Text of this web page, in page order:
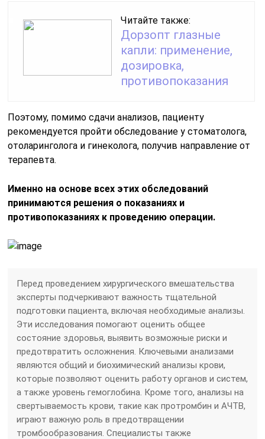
Читайте также:
Дорзопт глазные
капли: применение,
дозировка,
противопоказания
Поэтому, помимо сдачи анализов, пациенту
рекомендуется пройти обследование у стоматолога,
отоларинголога и гинеколога, получив направление от
терапевта.
Именно на основе всех этих обследований
принимаются решения о показаниях и
противопоказаниях к проведению операции.
Перед проведением хирургического вмешательства
эксперты подчеркивают важность тщательной
подготовки пациента, включая необходимые анализы.
Эти исследования помогают оценить общее
состояние здоровья, выявить возможные риски и
предотвратить осложнения. Ключевыми анализами
являются общий и биохимический анализы крови,
которые позволяют оценить работу органов и систем,
а также уровень гемоглобина. Кроме того, анализы на
свертываемость крови, такие как протромбин и АЧТВ,
играют важную роль в предотвращении
тромбообразования. Специалисты также